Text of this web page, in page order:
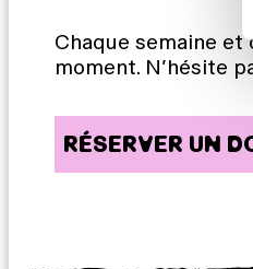
Chaque semaine
moment. N’hésite
RÉSERVER UN